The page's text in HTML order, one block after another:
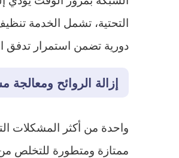
التحتية، تشمل الخدمة
دورية تضمن استمرار تدفق
إزالة الروائح
واحدة من أكثر المشكلات
ممتازة ومتطورة للتخلص